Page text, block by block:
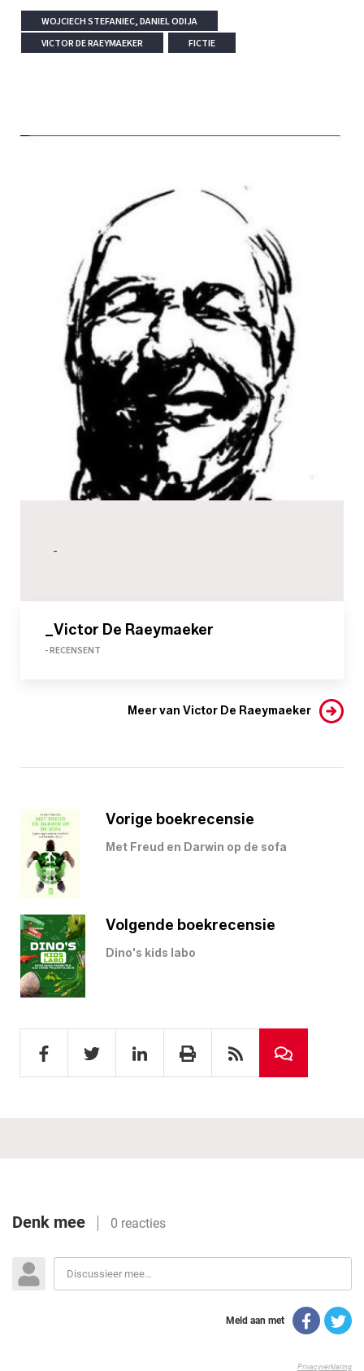
WOJCIECH STEFANIEC, DANIEL ODIJA
VICTOR DE RAEYMAEKER
FICTIE
-
_Victor De Raeymaeker
- RECENSENT
Meer van Victor De Raeymaeker
Vorige boekrecensie
Met Freud en Darwin op de sofa
Volgende boekrecensie
Dino's kids labo